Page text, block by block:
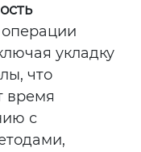
укладку
что
время
с